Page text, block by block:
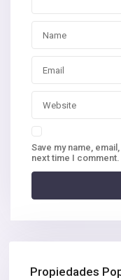
Save my name,
next time I comment.
Propiedades